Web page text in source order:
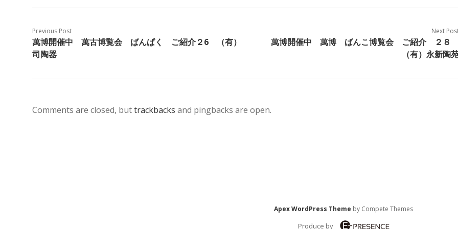
Previous Post
萬博開催中 萬古博覧会 ばんぱく ご紹介２6 （有）
司陶器
Next
萬博開催中 萬博 ばんこ博覧会 ご紹介 ２８
（有）永新陶
Comments are closed, buttrackbacks and pingbacks are open.
Apex WordPress Theme by Compete Themes
Produce by